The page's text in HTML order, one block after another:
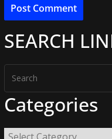
SEARCH
Categories